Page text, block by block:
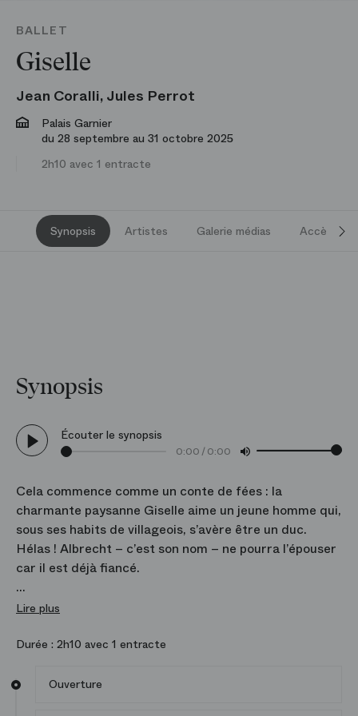
BALLET
Giselle
Jean Coralli, Jules Perrot
Palais Garnier
du 28 septembre au 31 octobre 2025
2h10 avec 1 entracte
Synopsis Artistes Galerie médias Accès et
Synopsis
Écouter le synopsis
0:00/0:00
Cela commence comme un conte de fées : la
charmante paysanne Giselle aime un jeune homme qui,
sous ses habits de villageois, s’avère être un duc.
Hélas ! Albrecht – c’est son nom – ne pourra l’épouser
car il est déjà fiancé.
À cette découverte, Giselle sombre dans la folie puis
jeunes filles délaissées par un amant infidèle. Se
ou fera‑t‑elle triompher l’amour et le pardon ?
Lire plus
Durée : 2h10 avec 1 entracte
Ouverture